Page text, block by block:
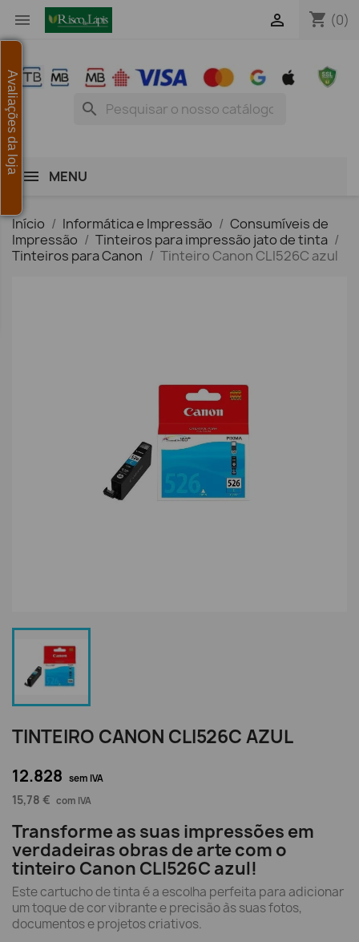
 shopping_cart (0)

search
MENU
Início Informática e Impressão
Consumíveis de
Impressão
Tinteiros para impressão jato de tinta
Tinteiros para Canon
Tinteiro Canon CLI526C azul
TINTEIRO CANON CLI526C AZUL
12.828 sem IVA
15,78 € com IVA
Transforme as suas impressões em
verdadeiras obras de arte com o
tinteiro Canon CLI526C azul!
Este cartucho de tinta é a escolha perfeita para adicionar
um toque de cor vibrante e precisão às suas fotos,
documentos e projetos criativos.
Avaliações da loja